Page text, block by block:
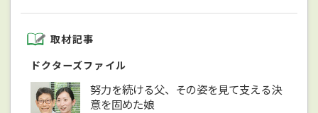
取材記事
ドクターズファイル
努力を続ける父、その姿を見て支える決
意を固めた娘